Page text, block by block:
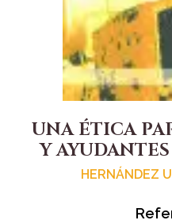
UNA ÉTICA
Y
HERNÁNDEZ